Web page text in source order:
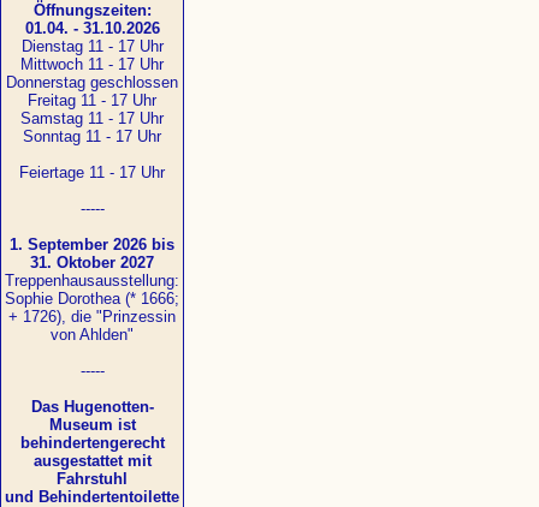
Öffnungszeiten:
01.04. - 31.10.2026
Dienstag 11 - 17 Uhr
Mittwoch 11 - 17 Uhr
Donnerstag geschlossen
Freitag 11 - 17 Uhr
Samstag 11 - 17 Uhr
Sonntag 11 - 17 Uhr
Feiertage 11 - 17 Uhr
-----
1. September 2026 bis
31. Oktober 2027
Treppenhausausstellung:
Sophie Dorothea (* 1666;
+ 1726), die "Prinzessin
von Ahlden"
-----
Das Hugenotten-
Museum ist
behindertengerecht
ausgestattet mit
Fahrstuhl
und Behindertentoilette